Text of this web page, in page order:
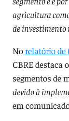
agricultura
de
Norelatório de
CBRE destaca o
segmentos de
devido à
em